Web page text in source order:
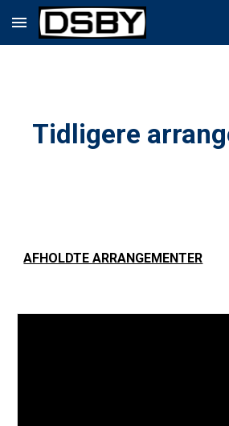
Skip to main content
Tidligere
AFHOLDTE ARRANGEMENTER